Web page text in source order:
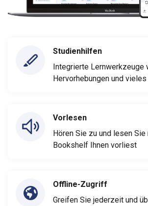
Studienhilfen
Integrierte Lernwerkzeuge
Hervorhebungen und
Vorlesen
Hören Sie zu und lesen Sie
Bookshelf Ihnen vorliest
Offline-Zugriff
Greifen Sie jederzeit und